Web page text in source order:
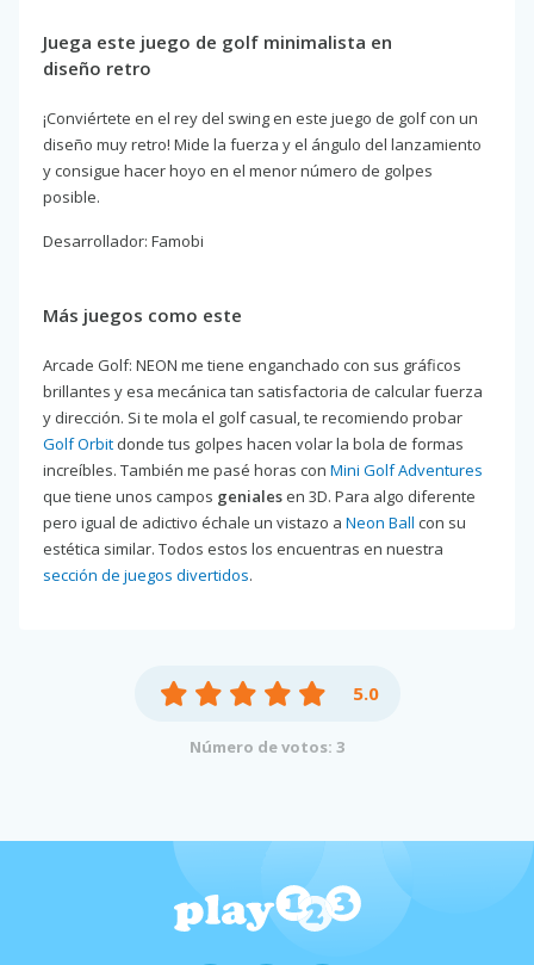
Juega este juego de golf minimalista en
diseño retro
¡Conviértete en el rey del swing en este juego de golf con un
diseño muy retro! Mide la fuerza y el ángulo del lanzamiento
y consigue hacer hoyo en el menor número de golpes
posible.
Desarrollador: Famobi
Más juegos como este
Arcade Golf: NEON me tiene enganchado con sus gráficos
brillantes y esa mecánica tan satisfactoria de calcular fuerza
y dirección. Si te mola el golf casual, te recomiendo probar
Golf Orbit donde tus golpes hacen volar la bola de formas
increíbles. También me pasé horas con Mini Golf Adventures
que tiene unos campos geniales en 3D. Para algo diferente
pero igual de adictivo échale un vistazo a Neon Ball con su
estética similar. Todos estos los encuentras en nuestra
sección de juegos divertidos.
5.0
Número de votos: 3